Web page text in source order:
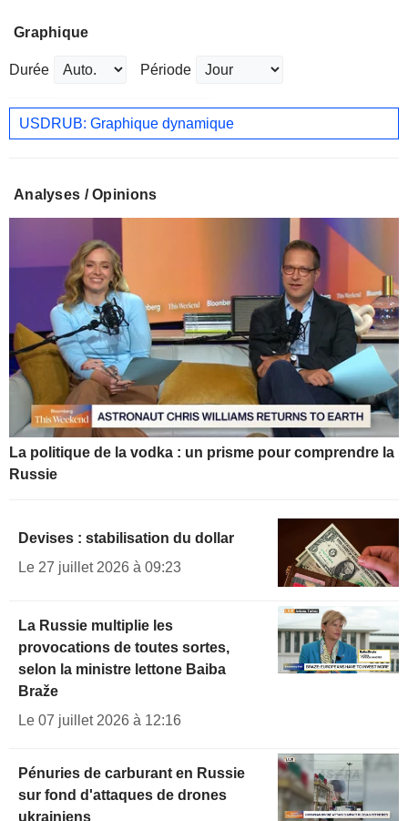
Graphique
Durée Période
USDRUB: Graphique dynamique
Analyses / Opinions
La politique de la vodka : un prisme pour comprendre la
Russie
Devises : stabilisation du dollar
Le 27 juillet 2026 à 09:23
La Russie multiplie les
provocations de toutes sortes,
selon la ministre lettone Baiba
Braže
Le 07 juillet 2026 à 12:16
Pénuries de carburant en Russie
sur fond d'attaques de drones
ukrainiens